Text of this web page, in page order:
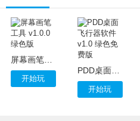
屏幕画笔工具 v1.0.0 绿色版
开始玩
PDD桌面飞行器软件 v1.0 绿色免费版
开始玩